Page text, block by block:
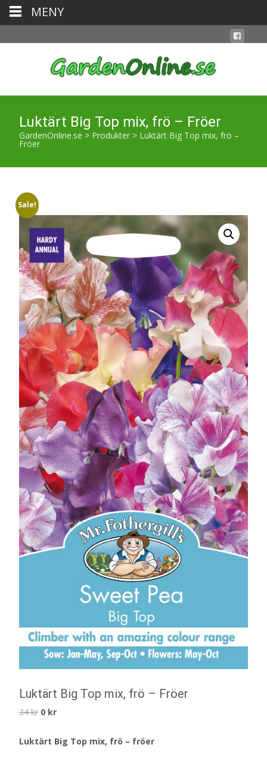
Luktärt Big Top mix, frö – Fröer
GardenOnline.se > Produkter > Luktärt Big Top mix, frö –
Fröer
Sale!
Luktärt Big Top mix, frö – Fröer
34kr Det
priset
0 krDet
priset
Luktärt Big Top mix, frö – fröer
MENY